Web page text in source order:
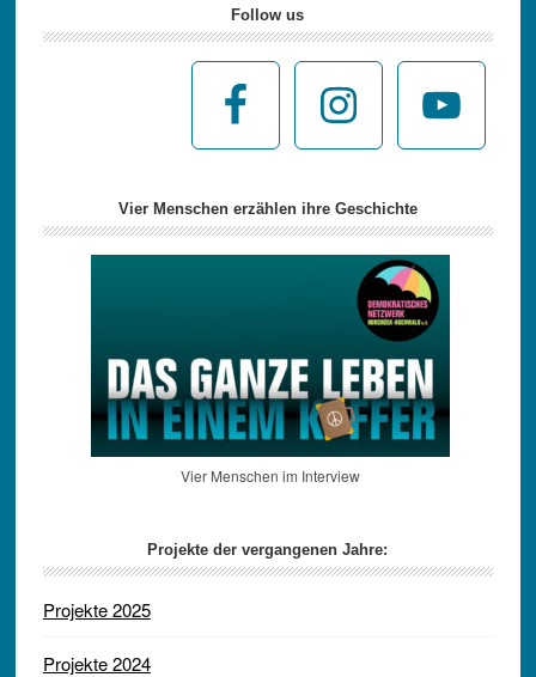
Follow us
Vier Menschen erzählen ihre Geschichte
Vier Menschen im Interview
Projekte der vergangenen Jahre:
Projekte 2025
Projekte 2024